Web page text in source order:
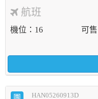
航班
機位 16 可售
HAN05260913D